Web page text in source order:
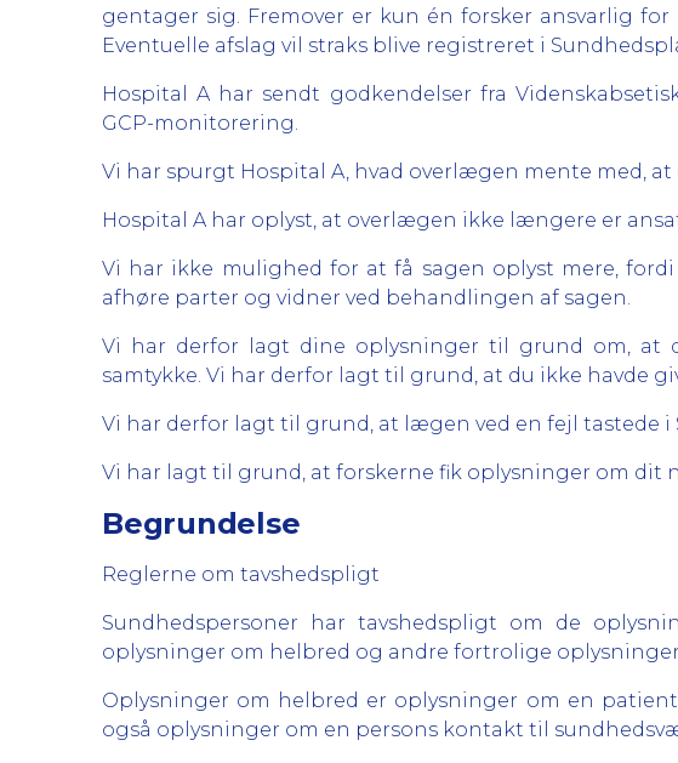
gentager sig. Fremover er kun én forsker ansvarlig
Eventuelle afslag vil straks blive registreret i
Hospital A har sendt godkendelser fra
GCP-monitorering.
Vi har spurgt Hospital A, hvad overlægen mente med, at
Hospital A har oplyst, at overlægen ikke længere er
Vi har ikke mulighed for at få sagen oplyst mere,
afhøre parter og vidner ved behandlingen af sagen.
Vi har derfor lagt dine oplysninger til grund om, at
samtykke. Vi har derfor lagt til grund, at du ikke havde
Vi har derfor lagt til grund, at lægen ved en fejl tastede
Vi har lagt til grund, at forskerne fik oplysninger om dit
Begrundelse
Reglerne om tavshedspligt
Sundhedspersoner har tavshedspligt om de
oplysninger om helbred og andre fortrolige
Oplysninger om helbred er oplysninger om en
også oplysninger om en persons kontakt til